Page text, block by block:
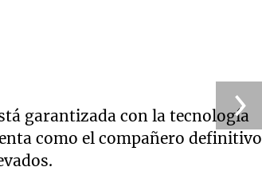
garantizada con la tecnología
como el compañero definitivo